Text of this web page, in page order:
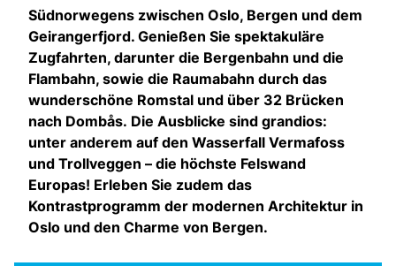
Südnorwegens zwischen Oslo, Bergen und dem
Geirangerfjord. Genießen Sie spektakuläre
Zugfahrten, darunter die Bergenbahn und die
Flambahn, sowie die Raumabahn durch das
wunderschöne Romstal und über 32 Brücken
nach Dombås. Die Ausblicke sind grandios:
unter anderem auf den Wasserfall Vermafoss
und Trollveggen – die höchste Felswand
Europas! Erleben Sie zudem das
Kontrastprogramm der modernen Architektur in
Oslo und den Charme von Bergen.